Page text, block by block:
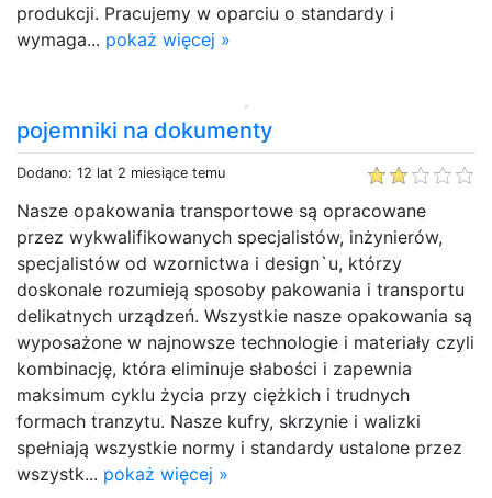
produkcji. Pracujemy w oparciu o standardy i
wymaga... pokaż więcej »
pojemniki na dokumenty
Dodano: 12 lat 2 miesiące temu
Nasze opakowania transportowe są opracowane
przez wykwalifikowanych specjalistów, inżynierów,
specjalistów od wzornictwa i design`u, którzy
doskonale rozumieją sposoby pakowania i transportu
delikatnych urządzeń. Wszystkie nasze opakowania są
wyposażone w najnowsze technologie i materiały czyli
kombinację, która eliminuje słabości i zapewnia
maksimum cyklu życia przy ciężkich i trudnych
formach tranzytu. Nasze kufry, skrzynie i walizki
spełniają wszystkie normy i standardy ustalone przez
wszystk... pokaż więcej »